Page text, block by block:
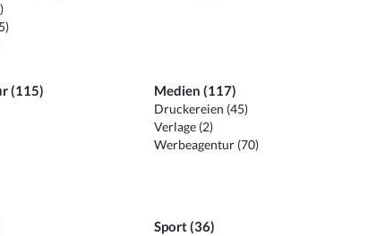
(115) Medien (117)
Druckereien (45)
Verlage (2)
Werbeagentur (70)
Sport (36)